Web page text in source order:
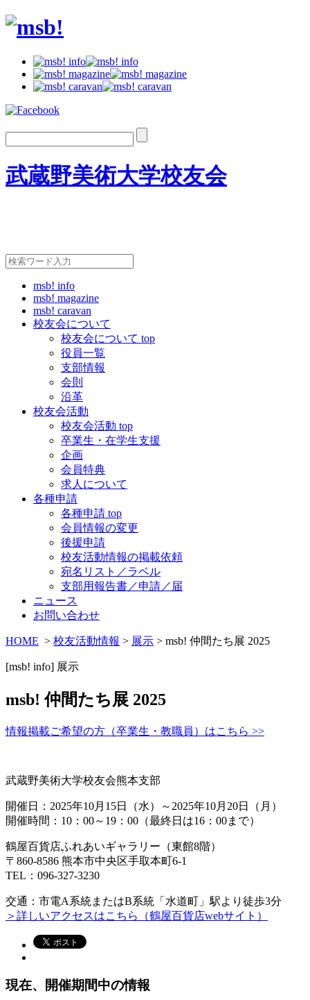
武蔵野美術大学校友会
msb! info
msb! magazine
msb! caravan
校友会について
校友会について top
役員一覧
支部情報
会則
沿革
校友会活動
校友会活動 top
卒業生・在学生支援
企画
会員特典
求人について
各種申請
各種申請 top
会員情報の変更
後援申請
校友活動情報の掲載依頼
宛名リスト／ラベル
支部用報告書／申請／届
ニュース
お問い合わせ
HOME > 校友活動情報 > 展示 > msb! 仲間たち展 2025
[msb! info] 展示
msb! 仲間たち展 2025
情報掲載ご希望の方（卒業生・教職員）はこちら >>
武蔵野美術大学校友会熊本支部
開催日：2025年10月15日（水）～2025年10月20日（月）
開催時間：10：00～19：00（最終日は16：00まで）
鶴屋百貨店ふれあいギャラリー（東館8階）
〒860-8586 熊本市中央区手取本町6-1
TEL：096-327-3230
交通：市電A系統またはB系統「水道町」駅より徒歩3分
＞詳しいアクセスはこちら（鶴屋百貨店webサイト）
現在、開催期間中の情報